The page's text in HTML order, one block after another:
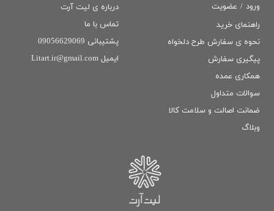
راهنمای خرید
نحوه ی سفارش طرح دلخواه
پیگیری سفارش
همکاری عمده
سوالات متداول
ضمانت اصالت و سلامت كالا
وبلاگ
درباره ی لیت آرت
تماس با ما
پشتیبانی 09056629069
ایمیل Litart.ir@gmail.com
ورود / عضویت